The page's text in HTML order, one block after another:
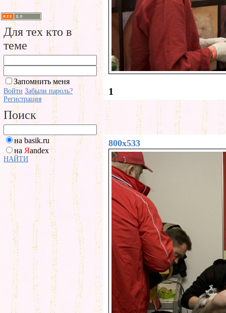
Для тех кто в
теме
Запомнить меня
Войти Забыли пароль?
Регистрация
Поиск
на basik.ru
на Яandex
НАЙТИ
1
800x533